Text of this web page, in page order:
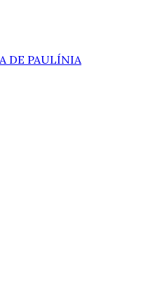
DE PAULÍNIA